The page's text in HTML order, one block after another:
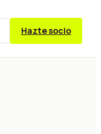
Hazte socio